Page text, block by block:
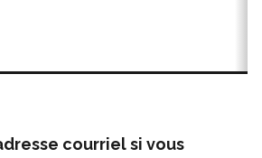
courriel si vous